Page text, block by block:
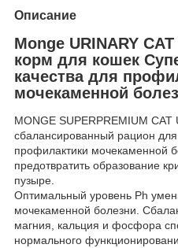
Описание
Monge URINARY
корм для кошек
качества для
мочекаменной
MONGE SUPERPREMIUM
сбалансированный рацион
профилактики мочекаменной
предотвратить образование
пузыре.
Оптимальный уровень Ph
мочекаменной болезни.
магния, кальция и фосфора
нормального